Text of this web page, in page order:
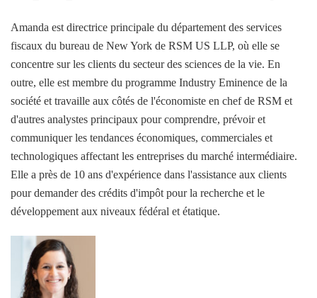
Amanda est directrice principale du département des services
fiscaux du bureau de New York de RSM US LLP, où elle se
concentre sur les clients du secteur des sciences de la vie. En
outre, elle est membre du programme Industry Eminence de la
société et travaille aux côtés de l'économiste en chef de RSM et
d'autres analystes principaux pour comprendre, prévoir et
communiquer les tendances économiques, commerciales et
technologiques affectant les entreprises du marché intermédiaire.
Elle a près de 10 ans d'expérience dans l'assistance aux clients
pour demander des crédits d'impôt pour la recherche et le
développement aux niveaux fédéral et étatique.